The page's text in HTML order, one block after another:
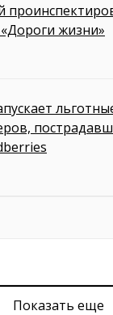
жизни»
Показать еще